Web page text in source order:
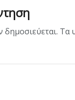
δημοσιεύεται. Τα